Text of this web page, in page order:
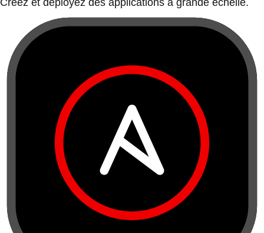
Créez et déployez des applications à grande échelle.